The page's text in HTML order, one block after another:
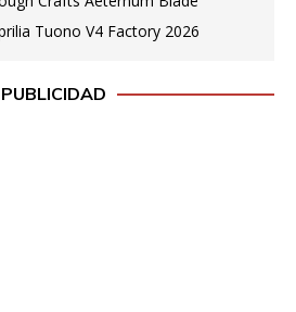
PUBLICIDAD